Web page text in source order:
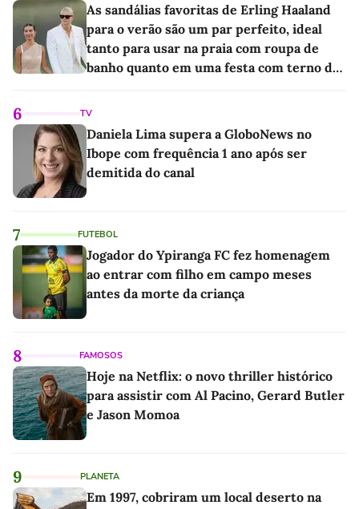
As sandálias favoritas de Erling Haaland
para o verão são um par perfeito, ideal
tanto para usar na praia com roupa de
banho quanto em uma festa com terno de
6 TV
Daniela Lima supera a GloboNews no
Ibope com frequência 1 ano após ser
demitida do canal
7 FUTEBOL
Jogador do Ypiranga FC fez homenagem
ao entrar com filho em campo meses
antes da morte da criança
8 FAMOSOS
Hoje na Netflix: o novo thriller histórico
para assistir com Al Pacino, Gerard Butler
e Jason Momoa
9 PLANETA
Em 1997, cobriram um local deserto na